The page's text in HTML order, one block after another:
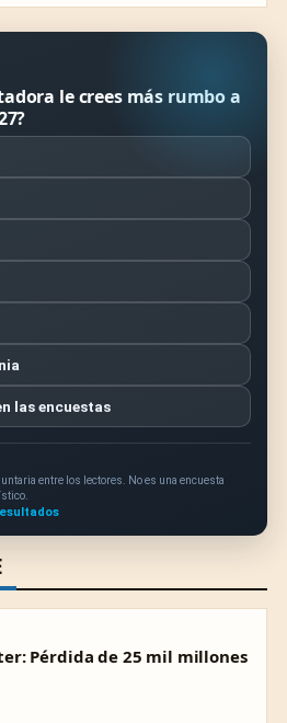
le crees más rumbo a
las encuestas
entre los lectores. No es una encuesta
Pérdida de 25 mil millones